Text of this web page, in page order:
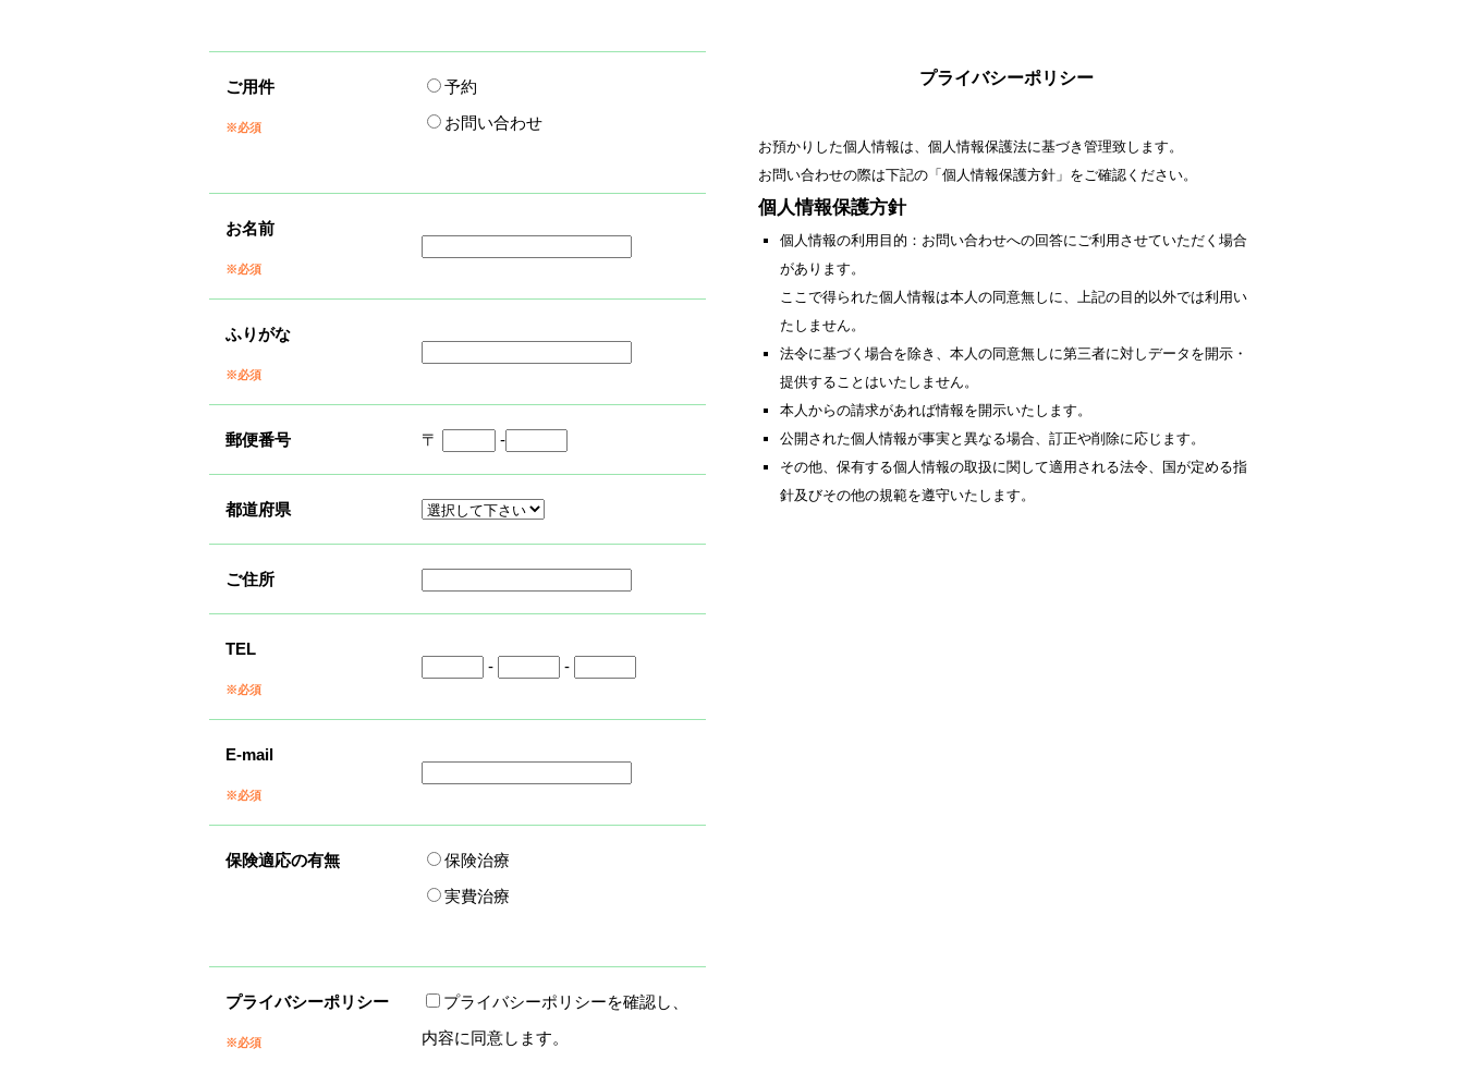
ご用件
※必須
予約
お問い合わせ
お名前
※必須
ふりがな
※必須
郵便番号 〒 -
都道府県
ご住所
TEL
※必須
- -
E-mail
※必須
保険適応の有無
保険治療
実費治療
プライバシーポリシー
※必須
プライバシーポリシーを確認し、
内容に同意します。
プライバシーポリシー
お預かりした個人情報は、個人情報保護法に基づき管理致します。
お問い合わせの際は下記の「個人情報保護方針」をご確認ください。
個人情報保護方針
個人情報の利用目的：お問い合わせへの回答にご利用させていただく場合
があります。
ここで得られた個人情報は本人の同意無しに、上記の目的以外では利用い
たしません。
法令に基づく場合を除き、本人の同意無しに第三者に対しデータを開示・
提供することはいたしません。
本人からの請求があれば情報を開示いたします。
公開された個人情報が事実と異なる場合、訂正や削除に応じます。
その他、保有する個人情報の取扱に関して適用される法令、国が定める指
針及びその他の規範を遵守いたします。